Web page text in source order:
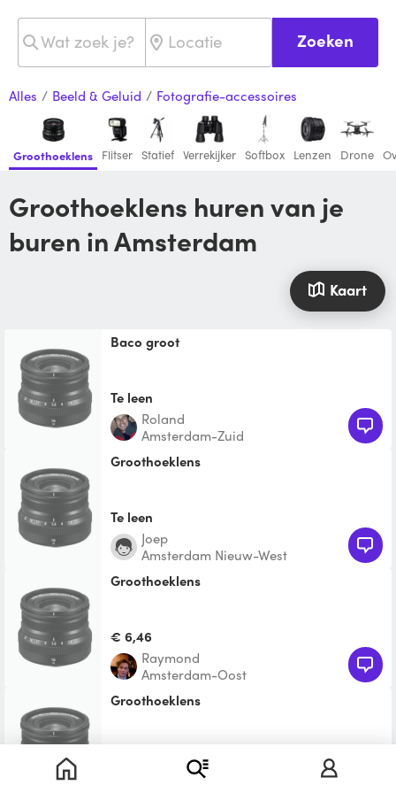
Zoeken
Alles / Beeld & Geluid / Fotografie-accessoires
Groothoeklens Flitser Statief Verrekijker Softbox Lenzen Drone
Groothoeklens huren van je
buren in Amsterdam
Kaart
baco groot
Te leen
Roland
Amsterdam-Zuid
Groothoeklens
Te leen
Joep
Amsterdam Nieuw-West
Groothoeklens
€ 6,46
Raymond
Amsterdam-Oost
groothoeklens